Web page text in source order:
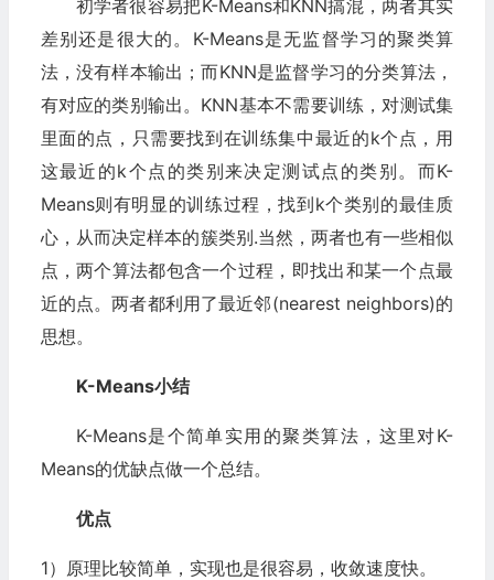
初学者很容易把K-Means和KNN搞混，两者其实
差别还是很大的。K-Means是无监督学习的聚类算
法，没有样本输出；而KNN是监督学习的分类算法，
有对应的类别输出。KNN基本不需要训练，对测试集
里面的点，只需要找到在训练集中最近的k个点，用
这最近的k个点的类别来决定测试点的类别。而K-
Means则有明显的训练过程，找到k个类别的最佳质
心，从而决定样本的簇类别.当然，两者也有一些相似
点，两个算法都包含一个过程，即找出和某一个点最
近的点。两者都利用了最近邻(nearest neighbors)的
思想。
K-Means小结
K-Means是个简单实用的聚类算法，这里对K-
Means的优缺点做一个总结。
优点
1）原理比较简单，实现也是很容易，收敛速度快。